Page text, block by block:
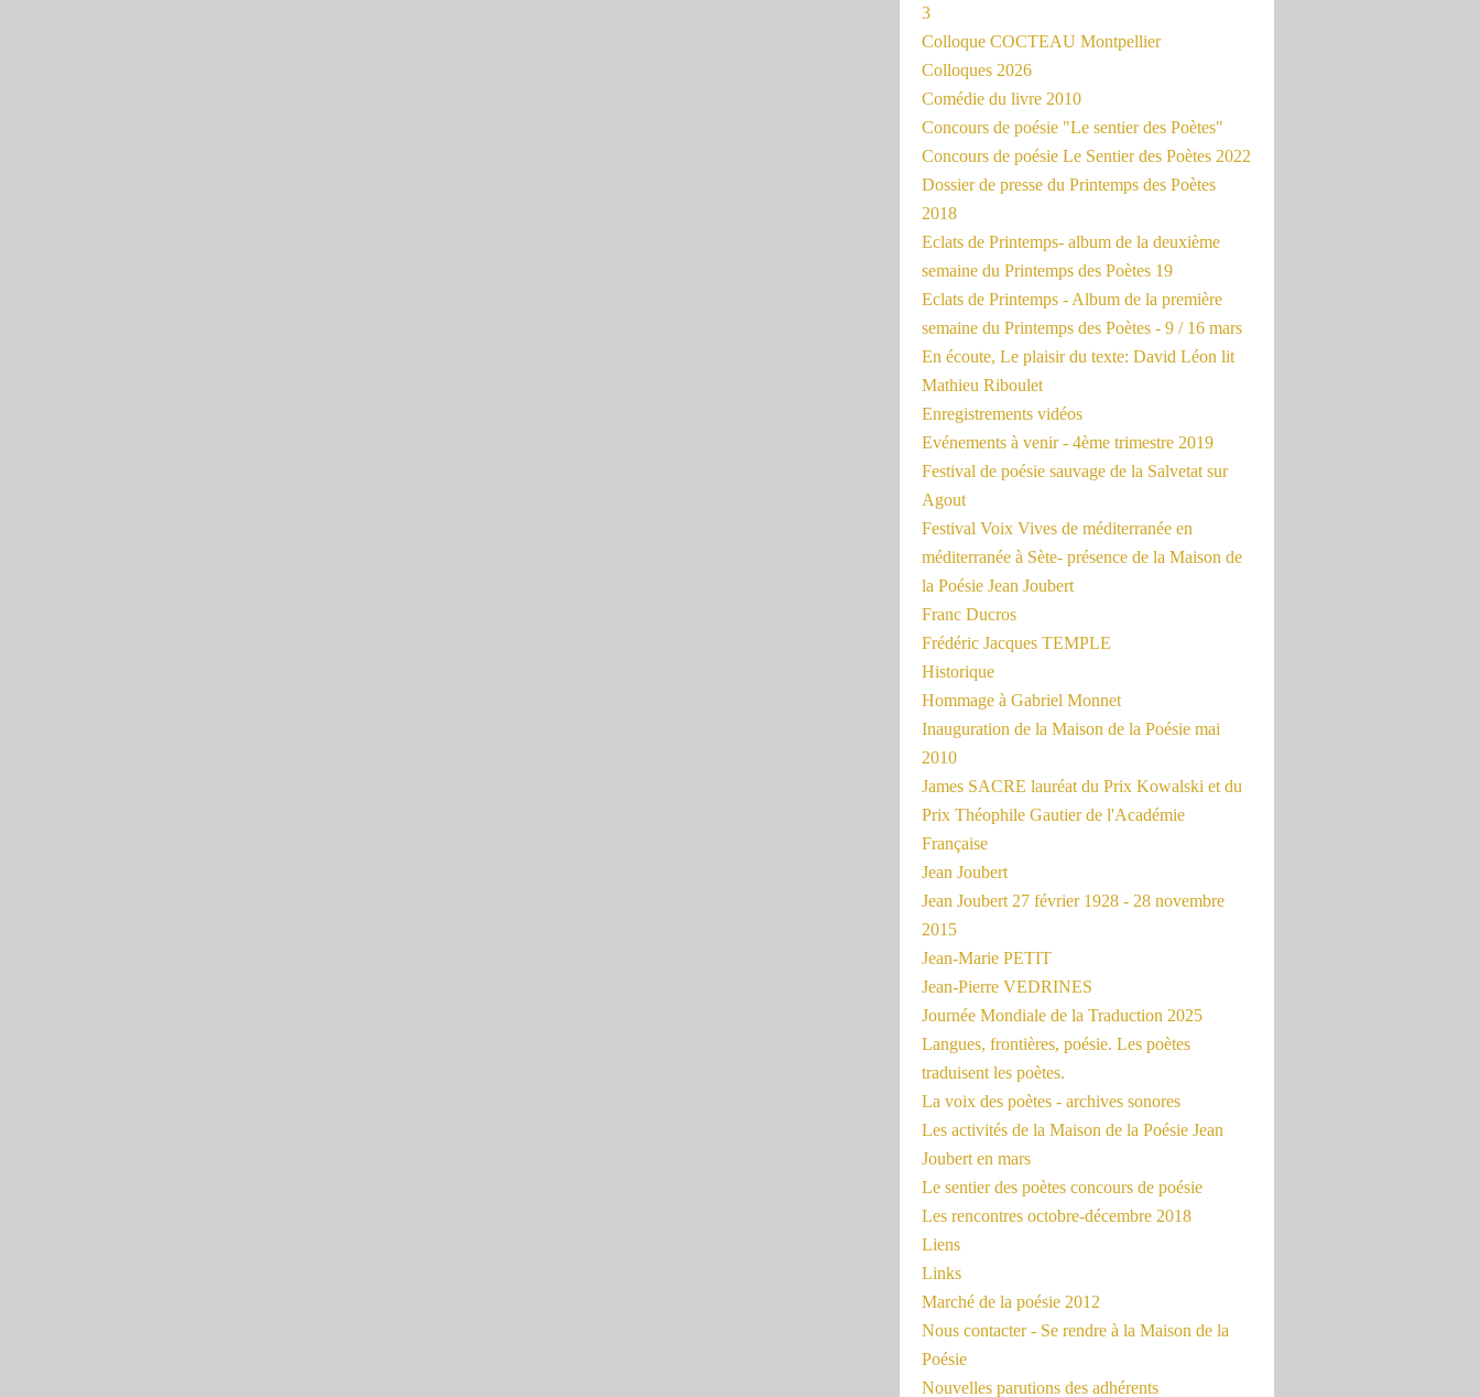
3
Colloque COCTEAU Montpellier
Colloques 2026
Comédie du livre 2010
Concours de poésie "Le sentier des Poètes"
Concours de poésie Le Sentier des Poètes 2022
Dossier de presse du Printemps des Poètes
2018
Eclats de Printemps- album de la deuxième
semaine du Printemps des Poètes 19
Eclats de Printemps - Album de la première
semaine du Printemps des Poètes - 9 / 16 mars
En écoute, Le plaisir du texte: David Léon lit
Mathieu Riboulet
Enregistrements vidéos
Evénements à venir - 4ème trimestre 2019
Festival de poésie sauvage de la Salvetat sur
Agout
Festival Voix Vives de méditerranée en
méditerranée à Sète- présence de la Maison de
la Poésie Jean Joubert
Franc Ducros
Frédéric Jacques TEMPLE
Historique
Hommage à Gabriel Monnet
Inauguration de la Maison de la Poésie mai
2010
James SACRE lauréat du Prix Kowalski et du
Prix Théophile Gautier de l'Académie
Française
Jean Joubert
Jean Joubert 27 février 1928 - 28 novembre
2015
Jean-Marie PETIT
Jean-Pierre VEDRINES
Journée Mondiale de la Traduction 2025
Langues, frontières, poésie. Les poètes
traduisent les poètes.
La voix des poètes - archives sonores
Les activités de la Maison de la Poésie Jean
Joubert en mars
Le sentier des poètes concours de poésie
Les rencontres octobre-décembre 2018
Liens
Links
Marché de la poésie 2012
Nous contacter - Se rendre à la Maison de la
Poésie
Nouvelles parutions des adhérents